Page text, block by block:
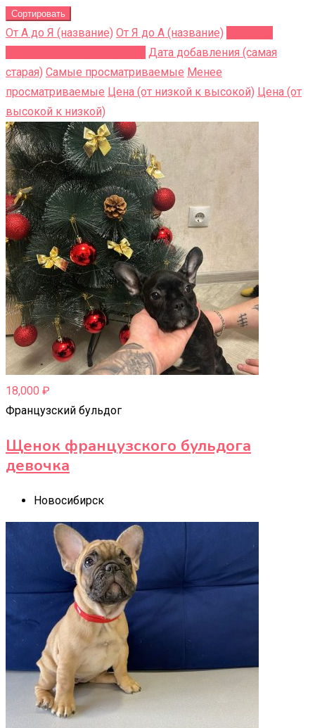
Сортировать
От А до Я (название) От Я до A (название)
Дата добавления (самая
старая) Самые просматриваемые Менее
просматриваемые Цена (от низкой к высокой) Цена (от
высокой к низкой)
18,000 ₽
Французский бульдог
Щенок французского бульдога
девочка
Новосибирск